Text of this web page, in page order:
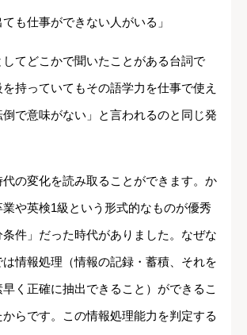
ても仕事ができない人がいる」
てどこかで聞いたことがある台詞で
持っていてもその語学力を仕事で使え
で意味がない」と言われるのと同じ発
代の変化を読み取ることができます。か
や英検1級という形式的なものが優秀
条件」だった時代がありました。なぜな
は情報処理（情報の記録・蓄積、それを
く正確に抽出できること）ができるこ
らです。この情報処理能力を判定する